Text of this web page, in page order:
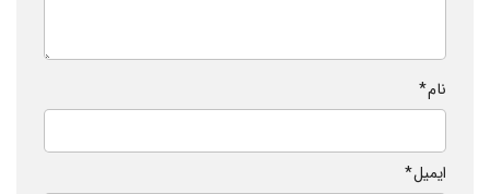
نام*
ایمیل*